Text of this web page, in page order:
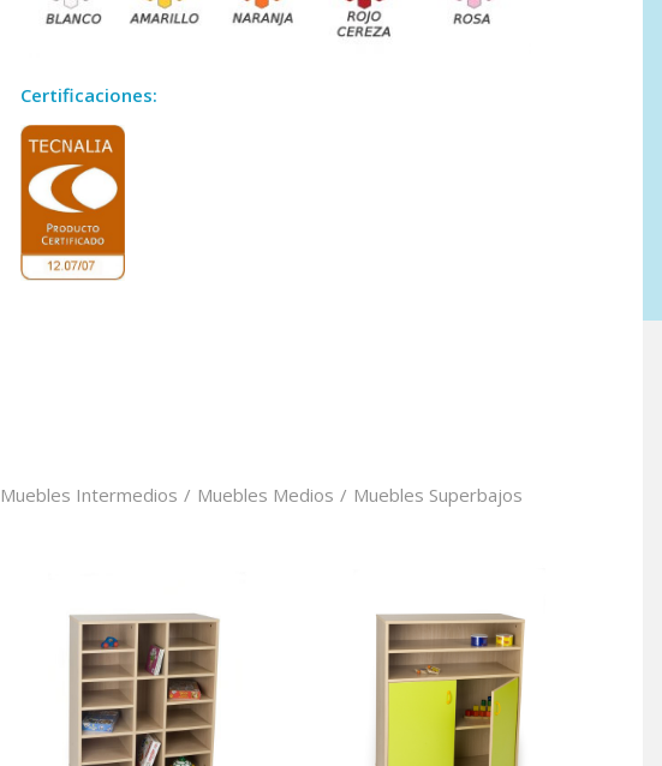
Certificaciones:
Muebles Intermedios / Muebles Medios / Muebles Superbajos